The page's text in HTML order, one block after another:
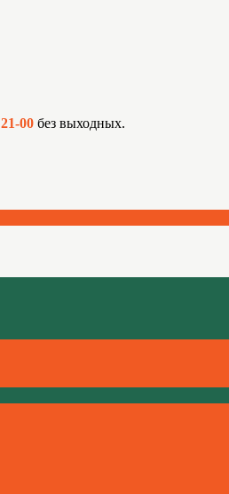
21-00 без выходных.